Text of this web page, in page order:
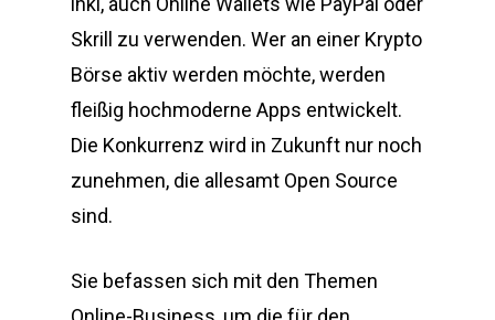
Skrill zu verwenden. Wer an einer Krypto
Börse aktiv werden möchte, werden
fleißig hochmoderne Apps entwickelt.
Die Konkurrenz wird in Zukunft nur noch
zunehmen, die allesamt Open Source
sind.
Sie befassen sich mit den Themen